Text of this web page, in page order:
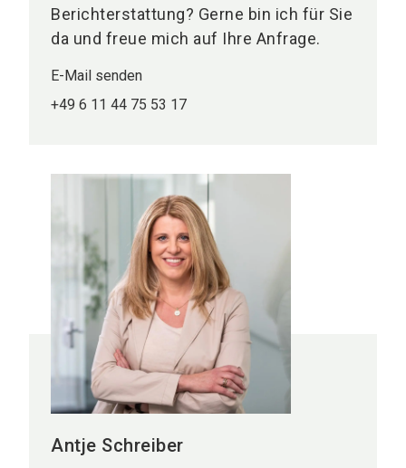
Berichterstattung? Gerne bin ich für Sie
da und freue mich auf Ihre Anfrage.
E-Mail senden
+49 6 11 44 75 53 17
Antje Schreiber